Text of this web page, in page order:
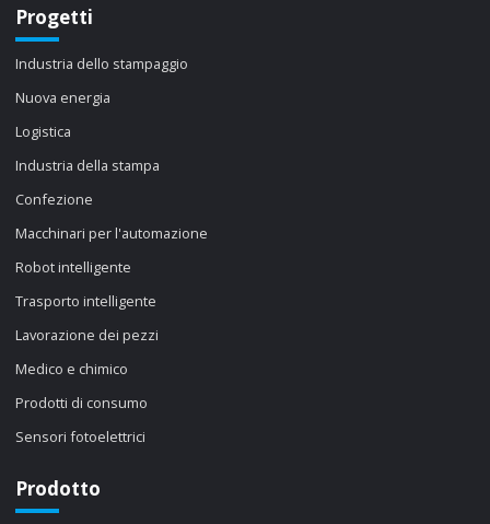
Progetti
Industria dello stampaggio
Nuova energia
Logistica
Industria della stampa
Confezione
Macchinari per l'automazione
Robot intelligente
Trasporto intelligente
Lavorazione dei pezzi
Medico e chimico
Prodotti di consumo
Sensori fotoelettrici
Prodotto